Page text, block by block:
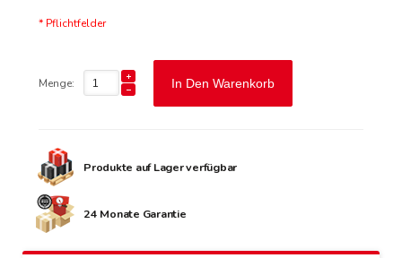
* Pflichtfelder
Menge: In Den Warenkorb
Produkte auf Lager verfügbar
24 Monate Garantie